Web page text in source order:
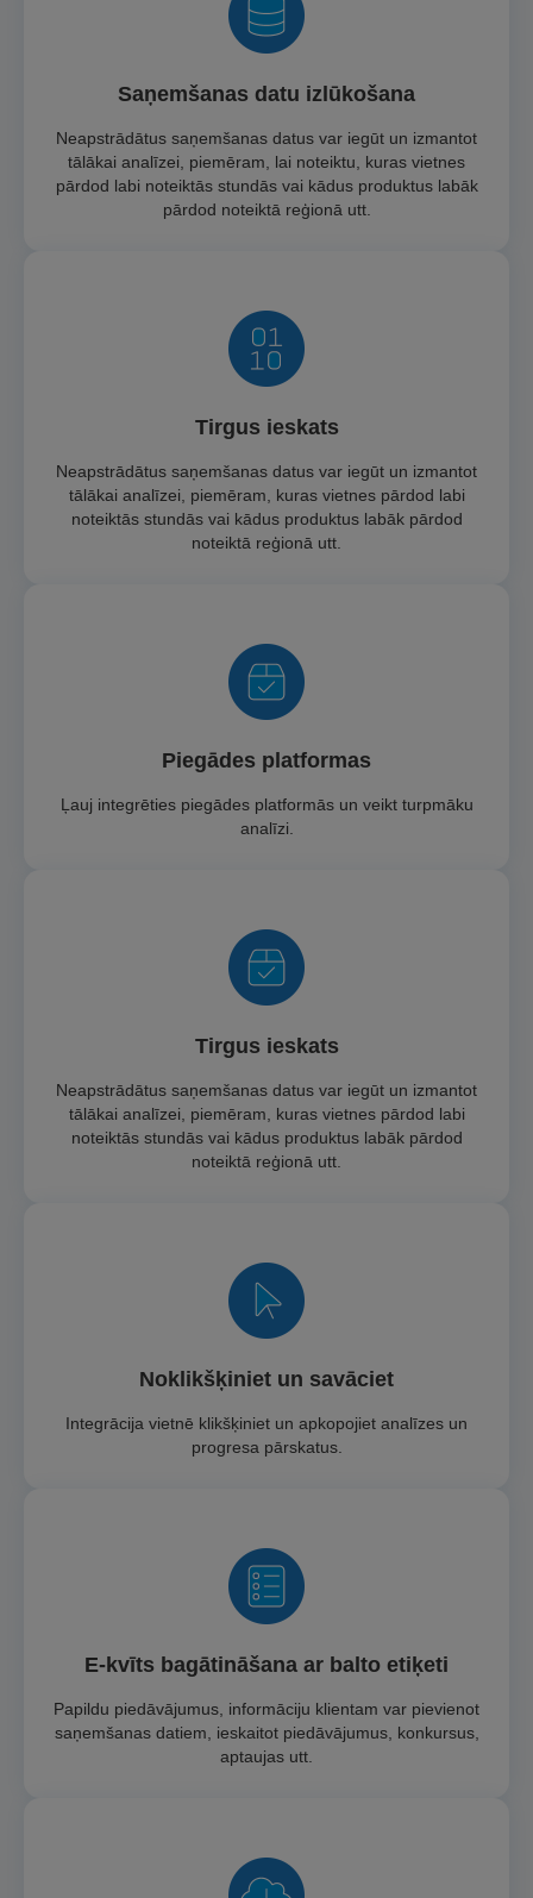
Saņemšanas datu izlūkošana
Neapstrādātus saņemšanas datus var iegūt un izmantot
tālākai analīzei, piemēram, lai noteiktu, kuras vietnes
pārdod labi noteiktās stundās vai kādus produktus labāk
pārdod noteiktā reģionā utt.
Tirgus ieskats
Neapstrādātus saņemšanas datus var iegūt un izmantot
tālākai analīzei, piemēram, kuras vietnes pārdod labi
noteiktās stundās vai kādus produktus labāk pārdod
noteiktā reģionā utt.
Piegādes platformas
Ļauj integrēties piegādes platformās un veikt turpmāku
analīzi.
Tirgus ieskats
Neapstrādātus saņemšanas datus var iegūt un izmantot
tālākai analīzei, piemēram, kuras vietnes pārdod labi
noteiktās stundās vai kādus produktus labāk pārdod
noteiktā reģionā utt.
Noklikšķiniet un savāciet
Integrācija vietnē klikšķiniet un apkopojiet analīzes un
progresa pārskatus.
E-kvīts bagātināšana ar balto etiķeti
Papildu piedāvājumus, informāciju klientam var pievienot
saņemšanas datiem, ieskaitot piedāvājumus, konkursus,
aptaujas utt.